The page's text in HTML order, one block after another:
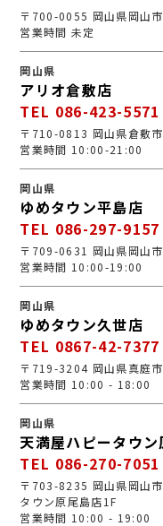
〒700-0055 岡山県岡山
営業時間 未定
岡山県
アリオ倉敷店
TEL 086-423-5571
〒710-0813 岡山県倉敷
営業時間 10:00-21:00
岡山県
ゆめタウン平島店
TEL 086-297-9157
〒709-0631 岡山県岡山
営業時間 10:00-19:00
岡山県
ゆめタウン久世店
TEL 0867-42-7377
〒719-3204 岡山県真庭
営業時間 10:00 -
岡山県
天満屋ハピータウン
TEL 086-270-7051
〒703-8235 岡山県岡山
タウン原尾島店1F
営業時間 10:00 -